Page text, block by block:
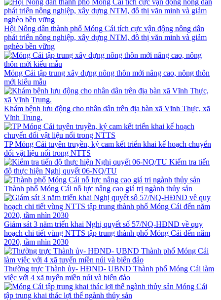
Hội Nông dân thành phố Móng Cái tích cực vận động nông dân
phát triển nông nghiệp, xây dựng NTM, đô thị văn minh và giảm
nghèo bền vững
Móng Cái tập trung xây dựng nông thôn mới nâng cao, nông thôn
mới kiểu mẫu
Khám bệnh lưu động cho nhân dân trên địa bàn xã Vĩnh Thực, xã
Vĩnh Trung.
TP Móng Cái tuyên truyền, ký cam kết triển khai kế hoạch chuyển
đổi vật liệu nổi trong NTTS
Kiểm tra tiến
độ thực hiện Nghị quyết 06-NQ/TU
Thành phố Móng Cái nỗ lực nâng cao giá trị ngành thủy sản
Giám sát 3 năm triển khai Nghị quyết số 57/NQ-HĐND về quy
hoạch chi tiết vùng NTTS tập trung thành phố Móng Cái đến năm
2020, tầm nhìn 2030
Thường trực Thành ủy- HĐND- UBND Thành phố Móng Cái làm
việc với 4 xã tuyến miền núi và biển đảo
Móng Cái
tập trung khai thác lợi thế ngành thủy sản